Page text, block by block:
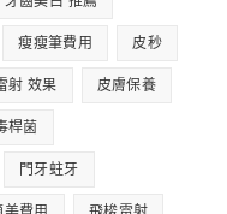
瘦瘦筆費用 皮秒
射 效果 皮膚保養
桿菌
門牙蛀牙